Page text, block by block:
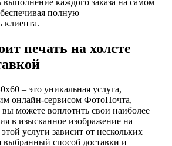
выполнение каждого заказа на самом
полную
клиента.
печать на холсте
– это уникальная услуга,
онлайн-сервисом ФотоПочта,
вы можете воплотить свои наиболее
в изысканное изображение на
услуги зависит от нескольких
выбранный способ доставки и